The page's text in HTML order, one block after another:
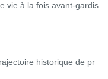
vie à la fois avant-gardis
historique de pr